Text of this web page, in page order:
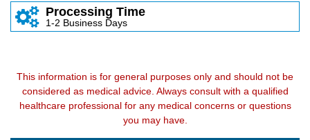
Processing Time
1-2 Business Days
This information is for general purposes only and should not be
considered as medical advice. Always consult with a qualified
healthcare professional for any medical concerns or questions
you may have.